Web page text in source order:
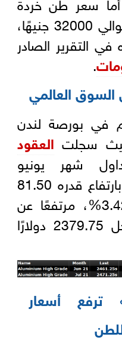
الألومنيوم فقد سجل حوالي 32000 جنيهًا،
التقرير الصادر
.
السوق العالمي
في بورصة لندن
حيث سجلت العقود
شهر يونيو
2461.25 دولارًا للطن، بارتفاع قدره 81.50
دولارًا وبنسبة ارتفاع 3.42%، مرتفعًا عن
إغلاق أمس والذي سجل 2379.75 دولارًا
ترفع أسعار